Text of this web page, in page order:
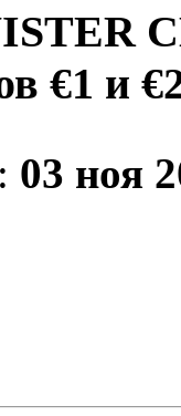
€1 и
03 ноя